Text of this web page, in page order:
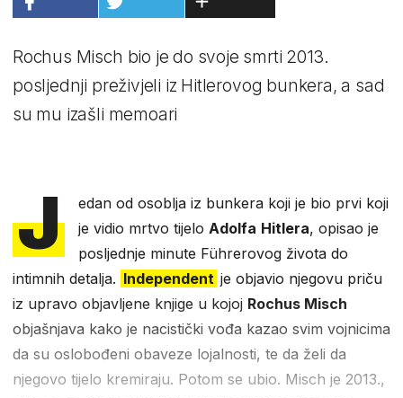
Rochus Misch bio je do svoje smrti 2013.
posljednji preživjeli iz Hitlerovog bunkera, a sad
su mu izašli memoari
J
edan od osoblja iz bunkera koji je bio prvi koji
je vidio mrtvo tijelo Adolfa Hitlera, opisao je
posljednje minute Führerovog života do
intimnih detalja. Independent je objavio njegovu priču
iz upravo objavljene knjige u kojoj Rochus Misch
objašnjava kako je nacistički vođa kazao svim vojnicima
da su oslobođeni obaveze lojalnosti, te da želi da
njegovo tijelo kremiraju. Potom se ubio. Misch je 2013.,